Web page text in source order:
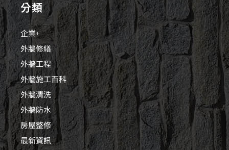
分類
企業+
外牆修繕
外牆工程
外牆施工百科
外牆清洗
外牆防水
房屋整修
最新資訊